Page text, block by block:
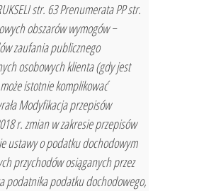
str. 63 Prenumerata PP str.
obszarów wymogów −
zaufania publicznego
osobowych klienta (gdy jest
istotnie komplikować
Modyfikacja przepisów
r. zmian w zakresie przepisów
ustawy o podatku dochodowym
przychodów osiąganych przez
podatnika podatku dochodowego,